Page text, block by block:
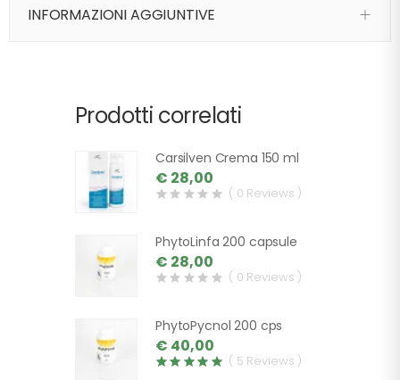
INFORMAZIONI AGGIUNTIVE
Prodotti correlati
Carsilven Crema 150 ml
€ 28,00
( 0 Reviews )
PhytoLinfa 200 capsule
€ 28,00
( 0 Reviews )
PhytoPycnol 200 cps
€ 40,00
( 5 Reviews )